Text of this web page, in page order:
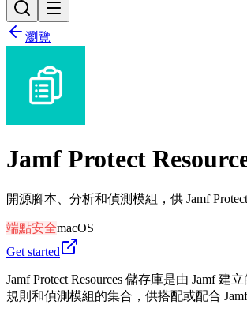
瀏覽
Jamf Protect
開源腳本、分析和偵測模組，供 Jamf
端點安全macOS
Get started
Jamf Protect Resources 儲存庫是由 Jamf 建
規則和偵測模組的集合，供搭配或配合 Jamf